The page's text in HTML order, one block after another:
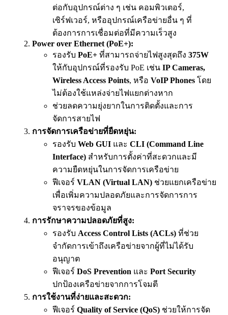
ต่อกับอุปกรณ์ต่าง ๆ เช่น คอมพิวเตอร์,
เซิร์ฟเวอร์, หรืออุปกรณ์เครือข่ายอื่น ๆ ที่
ต้องการการเชื่อมต่อที่มีความเร็วสูง
Power over Ethernet (PoE+):
รองรับ PoE+ ที่สามารถจ่ายไฟสูงสุดถึง 375W
ให้กับอุปกรณ์ที่รองรับ PoE เช่น IP Cameras,
Wireless Access Points, หรือ VoIP Phones โดย
ไม่ต้องใช้แหล่งจ่ายไฟแยกต่างหาก
ช่วยลดความยุ่งยากในการติดตั้งและการ
จัดการสายไฟ
การจัดการเครือข่ายที่ยืดหยุ่น:
รองรับ Web GUI และ CLI (Command Line
Interface) สำหรับการตั้งค่าที่สะดวกและมี
ความยืดหยุ่นในการจัดการเครือข่าย
ฟีเจอร์ VLAN (Virtual LAN) ช่วยแยกเครือข่าย
เพื่อเพิ่มความปลอดภัยและการจัดการการ
จราจรของข้อมูล
การรักษาความปลอดภัยที่สูง:
รองรับ Access Control Lists (ACLs) ที่ช่วย
จำกัดการเข้าถึงเครือข่ายจากผู้ที่ไม่ได้รับ
อนุญาต
ฟีเจอร์ DoS Prevention และ Port Security
ปกป้องเครือข่ายจากการโจมตี
การใช้งานที่ง่ายและสะดวก:
ฟีเจอร์ Quality of Service (QoS) ช่วยให้การจัด